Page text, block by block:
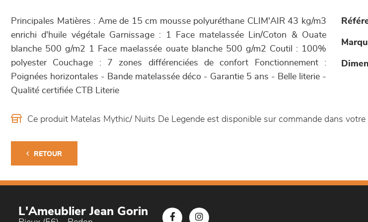
Principales Matières : Ame de 15 cm mousse polyuréthane CLIM'AIR 43 kg/m3
enrichi d'huile végétale Garnissage : 1 Face matelassée Lin/Coton & Ouate
blanche 500 g/m2 1 Face maelassée ouate blanche 500 g/m2 Coutil : 100%
polyester Couchage : 7 zones différenciées de confort Fonctionnement :
Poignées horizontales - Bande matelassée déco - Garantie 5 ans - Belle literie -
Qualité certifiée CTB Literie
Ce produit Matelas Mythic/ Nuits De Legende est disponible sur commande dans votre
RETOUR
L'Ameublier Jean Gorin